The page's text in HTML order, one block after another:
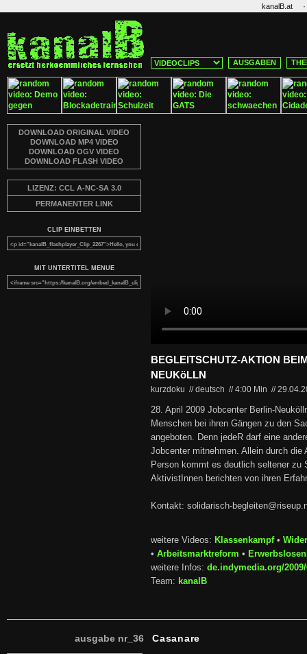
kanalB.at ·
AUSGABEN
DOWNLOAD ORIGINAL VIDEO
DOWNLOAD MP4 VIDEO
DOWNLOAD OGV VIDEO
DOWNLOAD FLASH VIDEO
LIZENZ: CCL A-NC-SA 3.0
PERMANENTER LINK
CLIP EINBETTEN
MIT UNTERTITEL MENUE
BEGLEITSCHUTZ-AKTION
NEUKöLLN
kurzdoku // deutsch //4:00 Min //
28. April 2009 Jobcenter Berlin-
Menschen bei ihren Gängen zu den
angeboten. Denn jedeR darf eine
Jobcenter mitnehmen. Allein durch die
Person kommt es deutlich seltener zu
AktivistInnen berichten von ihren
Kontakt: solidarisch-
weitere Videos: Klassenkampf•
• Arbeitsmarktreform •
weitere Infos: de.indymedia.org/
Team: kanalB
ausgabe nr_36 Casanare